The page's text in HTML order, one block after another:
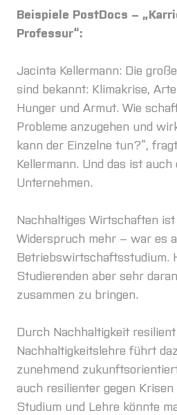
Beispiele PostDocs –
Professur“:
Jacinta Kellermann: Die
sind bekannt: Klimakrise,
Hunger und Armut. Wie
Probleme anzugehen und
kann der Einzelne tun?“,
Kellermann. Und das ist auch
Unternehmen.
Nachhaltiges Wirtschaften
Widerspruch mehr – war es
Betriebswirtschaftsstudium.
Studierenden aber sehr
zusammen zu bringen.
Durch Nachhaltigkeit
Nachhaltigkeitslehre führt
zunehmend
auch resilienter gegen
Studium und Lehre könnte